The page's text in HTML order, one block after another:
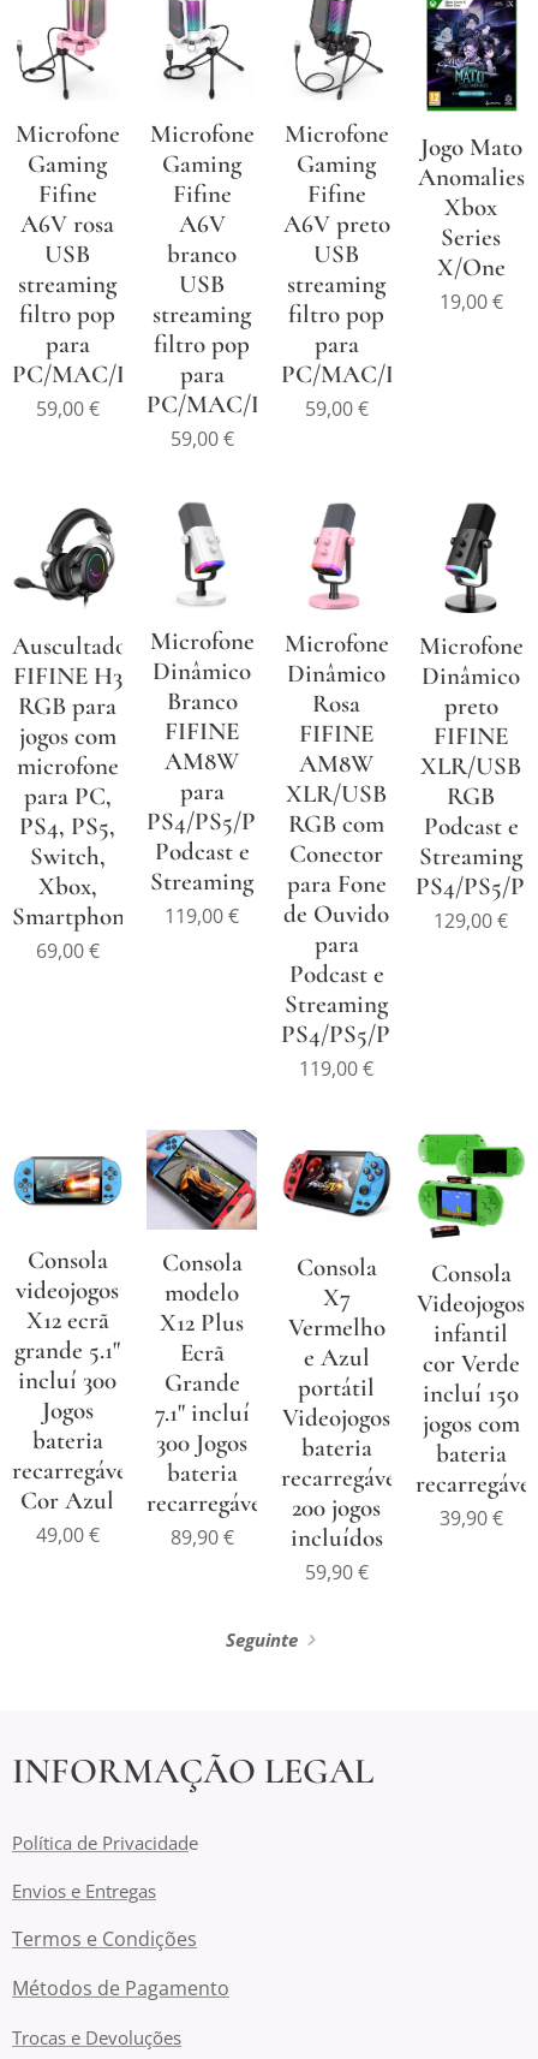
Microfone
Gaming
Fifine
A6V rosa
USB
streaming
filtro pop
para
PC/MAC/PS4/PS5
59,00€
Microfone
Gaming
Fifine
A6V
branco
USB
streaming
filtro pop
para
PC/MAC/PS4/PS5
59,00€
Microfone
Gaming
Fifine
A6V preto
USB
streaming
filtro pop
para
PC/MAC/PS4/PS5
59,00€
Jogo Mato
Anomalies
Xbox
Series
X/One
19,00€
Auscultadores
FIFINE H3
RGB para
jogos com
microfone
para PC,
PS4, PS5,
Switch,
Xbox,
Smartphone
69,00€
Microfone
Dinâmico
Branco
FIFINE
AM8W
para
PS4/PS5/PC
Podcast e
Streaming
119,00€
Microfone
Dinâmico
Rosa
FIFINE
AM8W
XLR/USB
RGB com
Conector
para Fone
de Ouvido
para
Podcast e
Streaming
PS4/PS5/PC
119,00€
Microfone
Dinâmico
preto
FIFINE
XLR/USB
RGB
Podcast e
Streaming
PS4/PS5/
129,00€
Consola
videojogos
X12 ecrã
grande 5.1"
incluí 300
Jogos
bateria
recarregável
Cor Azul
49,00€
Consola
modelo
X12 Plus
Ecrã
Grande
7.1" incluí
300 Jogos
bateria
recarregável
89,90€
Consola
X7
Vermelho
e Azul
portátil
Videojogos
bateria
recarregável
200 jogos
incluídos
59,90€
Consola
Videojogos
infantil
cor Verde
incluí 150
jogos com
bateria
recarregável
39,90€
Seguinte
INFORMAÇÃO LEGAL
Política de Privacidade
Envios e Entregas
Termos e Condições
Métodos de Pagamento
Trocas e Devoluções